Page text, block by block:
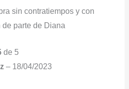
sin contratiempos y con
parte de Diana
de 5
– 18/04/2023